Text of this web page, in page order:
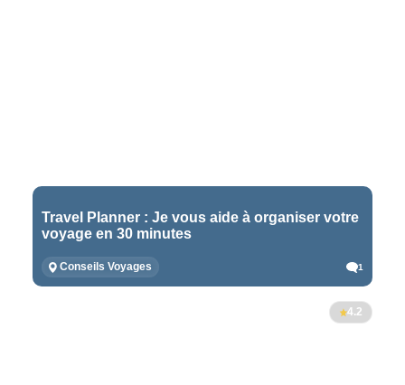
Travel Planner : Je vous aide à organiser votre
voyage en 30 minutes
Conseils Voyages 1
4.2